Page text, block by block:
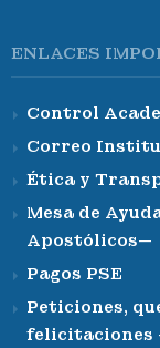
ENLACES
Control
Correo
Ética y
Mesa de
Apostólicos—
Pagos PSE
Peticiones,
felicitaciones